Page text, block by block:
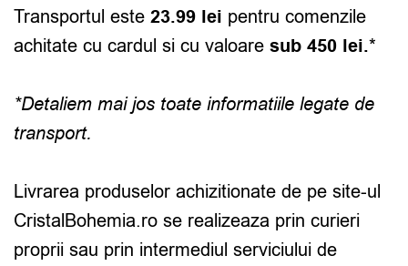
Transportul este 23.99 lei pentru comenzile
achitate cu cardul si cu valoare sub 450 lei.*
*Detaliem mai jos toate informatiile legate de
transport.
Livrarea produselor achizitionate de pe site-ul
CristalBohemia.ro se realizeaza prin curieri
proprii sau prin intermediul serviciului de